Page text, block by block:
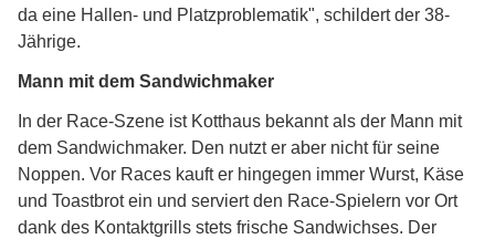
da eine Hallen- und Platzproblematik", schildert der 38-
Jährige.
Mann mit dem Sandwichmaker
In der Race-Szene ist Kotthaus bekannt als der Mann mit
dem Sandwichmaker. Den nutzt er aber nicht für seine
Noppen. Vor Races kauft er hingegen immer Wurst, Käse
und Toastbrot ein und serviert den Race-Spielern vor Ort
dank des Kontaktgrills stets frische Sandwichses. Der